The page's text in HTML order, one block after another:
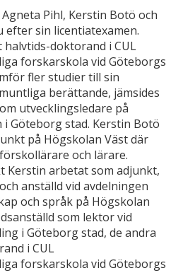
Pihl, Kerstin Botö och
sin licentiatexamen.
doktorand i CUL
forskarskola vid Göteborgs
fler studier till sin
berättande, jämsides
utvecklingsledare på
Göteborg stad. Kerstin Botö
på Högskolan Väst där
och lärare.
Kerstin arbetat som adjunkt,
anställd vid avdelningen
och språk på Högskolan
som lektor vid
i Göteborg stad, de andra
i CUL
forskarskola vid Göteborgs